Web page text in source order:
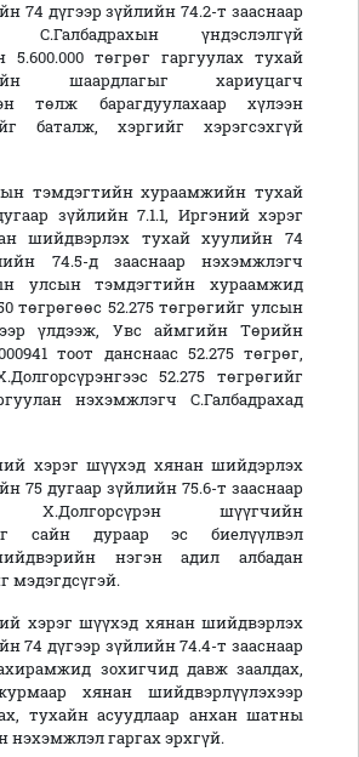
74 дүгээр зүйлийн 74.2-т зааснаар
С.Галбадрахын үндэслэлгүй
5.600.000 төгрөг гаргуулах тухай
шаардлагыг хариуцагч
төлж барагдуулахаар хүлээн
баталж, хэргийг хэрэгсэхгүй
хураамжийн тухай
зүйлийн 7.1.1, Иргэний хэрэг
шийдвэрлэх тухай хуулийн 74
74.5-д зааснаар нэхэмжлэгч
улсын тэмдэгтийн хураамжид
төгрөгөөс 52.275 төгрөгийг улсын
үлдээж, Увс аймгийн Төрийн
тоот данснаас 52.275 төгрөг,
52.275 төгрөгийг
нэхэмжлэгч С.Галбадрахад
хэрэг шүүхэд хянан шийдэрлэх
75 дугаар зүйлийн 75.6-т зааснаар
Х.Долгорсүрэн шүүгчийн
сайн дураар эс биелүүлвэл
нэгэн адил албадан
мэдэгдсүгэй.
шүүхэд хянан шийдвэрлэх
74 дүгээр зүйлийн 74.4-т зааснаар
зохигчид давж заалдах,
хянан шийдвэрлүүлэхээр
тухайн асуудлаар анхан шатны
нэхэмжлэл гаргах эрхгүй.